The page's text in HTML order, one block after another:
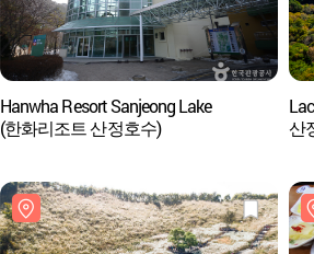
Hanwha Resort Sanjeong Lake
(한화리조트 산정호수)
산